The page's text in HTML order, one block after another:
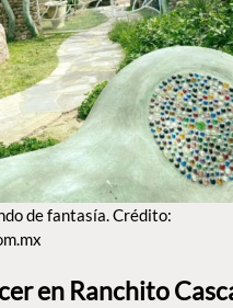
de fantasía. Crédito:
en Ranchito